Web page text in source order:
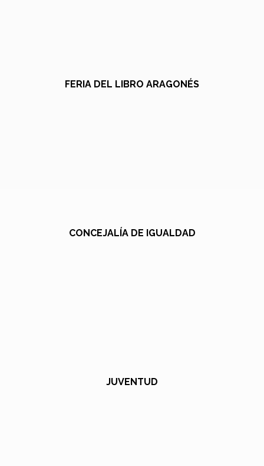
FERIA DEL LIBRO ARAGONÉS
CONCEJALÍA DE IGUALDAD
JUVENTUD